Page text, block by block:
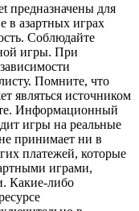
предназначены для
в азартных играх
Соблюдайте
игры. При
Помните, что
являться источником
Информационный
игры на реальные
принимает ни в
платежей, которые
играми,
Какие-либо